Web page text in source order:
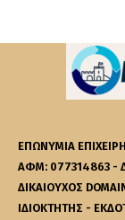
ΕΠΩΝΥΜΙΑ
ΑΦΜ: 077314863 -
ΔΙΚΑΙΟΥΧΟΣ
ΙΔΙΟΚΤΗΤΗΣ -